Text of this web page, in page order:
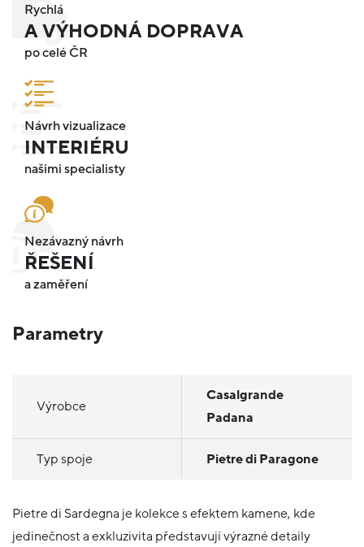
Rychlá
A VÝHODNÁ DOPRAVA
po celé ČR
Návrh vizualizace
INTERIÉRU
našimi specialisty
Nezávazný návrh
ŘEŠENÍ
a zaměření
Parametry
Výrobce
Casalgrande
Padana
Typ spoje Pietre di Paragone
Pietre di Sardegna je kolekce s efektem kamene, kde
jedinečnost a exkluzivita představují výrazné detaily